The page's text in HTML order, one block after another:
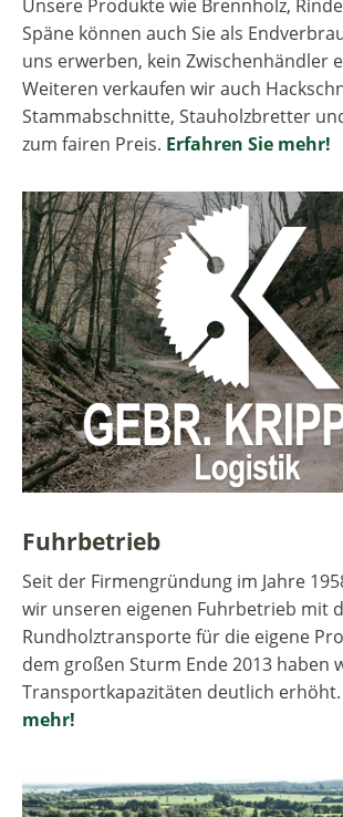
Unsere Produkte wie Brennholz,
Späne können auch Sie als
uns erwerben, kein Zwischenhändler
Weiteren verkaufen wir auch
Stammabschnitte, Stauholzbretter
zum fairen Preis. Erfahren Sie mehr!
Fuhrbetrieb
Seit der Firmengründung im Jahre
wir unseren eigenen Fuhrbetrieb mit
Rundholztransporte für die eigene
dem großen Sturm Ende 2013 haben
Transportkapazitäten deutlich erhöht.
mehr!